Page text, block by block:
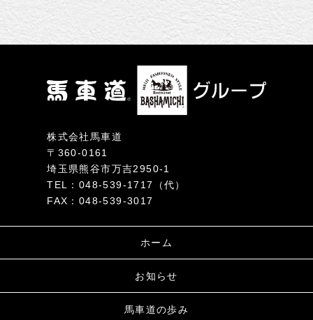
株式会社馬車道
〒360-0161
埼玉県熊谷市万吉2950-1
TEL：048-539-1717（代）
FAX：048-539-3017
ホーム
お知らせ
馬車道の歩み